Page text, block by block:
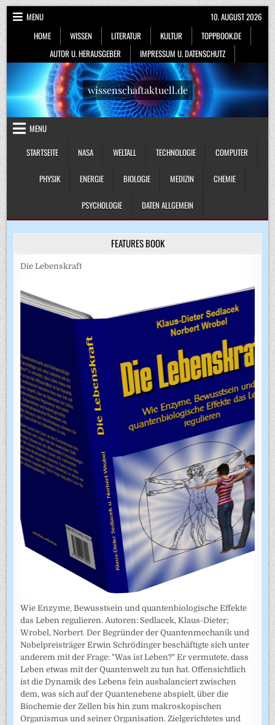
Skip
to
content
MENU
HOME
WISSEN LITERATUR KULTUR
TOPPBOOK.DE
AUTOR U. HERAUSGEBER
IMPRESSUM U. DATENSCHUTZ
10. AUGUST 2026
wissenschaftaktuell.de
MENU
STARTSEITE
NASA WELTALL TECHNOLOGIE COMPUTER
PHYSIK ENERGIE BIOLOGIE MEDIZIN CHEMIE
PSYCHOLOGIE DATEN ALLGEMEIN
FEATURES BOOK
Die Lebenskraft
Wie Enzyme, Bewusstsein und quantenbiologische Effekte
das Leben regulieren. Autoren: Sedlacek, Klaus-Dieter;
Wrobel, Norbert. Der Begründer der Quantenmechanik und
Nobelpreisträger Erwin Schrödinger beschäftigte sich unter
anderem mit der Frage: "Was ist Leben?" Er vermutete, dass
Leben etwas mit der Quantenwelt zu tun hat. Offensichtlich
ist die Dynamik des Lebens fein ausbalanciert zwischen
dem, was sich auf der Quantenebene abspielt, über die
Biochemie der Zellen bis hin zum makroskopischen
Organismus und seiner Organisation. Zielgerichtetes und